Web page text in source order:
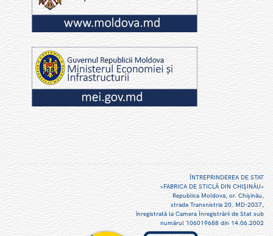
ÎNTREPRINDEREA DE STAT
«FABRICA DE STICLĂ DIN CHIŞINĂU»
Republica Moldova, or. Chişinău,
strada Transnistria 20. MD-2037,
înregistrată la Camera Înregistrării de Stat sub
numărul 106019688 din 14.06.2002